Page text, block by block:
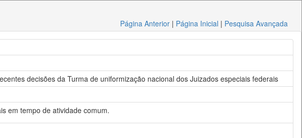
Página Anterior | Página Inicial | Pesquisa Avançada
decisões da Turma de uniformização nacional dos Juizados especiais federais
em tempo de atividade comum.